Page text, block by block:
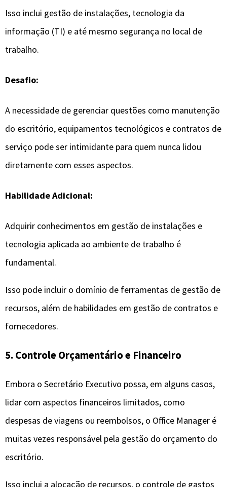
Isso inclui gestão de instalações, tecnologia da
informação (TI) e até mesmo segurança no local de
trabalho.
Desafio:
A necessidade de gerenciar questões como manutenção
do escritório, equipamentos tecnológicos e contratos de
serviço pode ser intimidante para quem nunca lidou
diretamente com esses aspectos.
Habilidade Adicional:
Adquirir conhecimentos em gestão de instalações e
tecnologia aplicada ao ambiente de trabalho é
fundamental.
Isso pode incluir o domínio de ferramentas de gestão de
recursos, além de habilidades em gestão de contratos e
fornecedores.
5. Controle Orçamentário e Financeiro
Embora o Secretário Executivo possa, em alguns casos,
lidar com aspectos financeiros limitados, como
despesas de viagens ou reembolsos, o Office Manager é
muitas vezes responsável pela gestão do orçamento do
escritório.
Isso inclui a alocação de recursos, o controle de gastos